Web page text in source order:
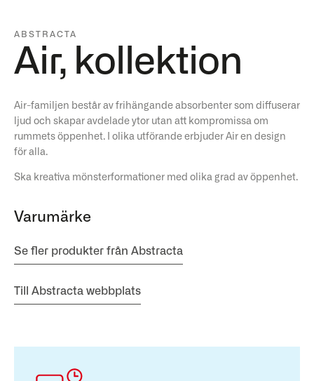
ABSTRACTA
Air, kollektion
Air-familjen består av frihängande absorbenter som diffuserar
ljud och skapar avdelade ytor utan att kompromissa om
rummets öppenhet. I olika utförande erbjuder Air en design
för alla.
Ska kreativa mönsterformationer med olika grad av öppenhet.
Varumärke
Se fler produkter från Abstracta
Till Abstracta webbplats